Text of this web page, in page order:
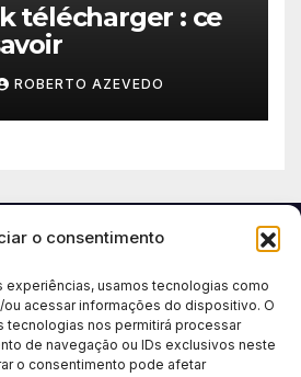
o consentimento
experiências, usamos tecnologias como
ou acessar informações do dispositivo. O
tecnologias nos permitirá processar
de navegação ou IDs exclusivos neste
o consentimento pode afetar
télécharger : ce
ROBERTO AZEVEDO